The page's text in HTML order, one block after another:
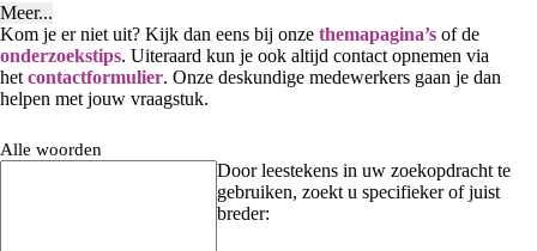
Meer...
Kom je er niet uit? Kijk dan eens bij onze themapagina’s of de
onderzoekstips. Uiteraard kun je ook altijd contact opnemen via
het contactformulier. Onze deskundige medewerkers gaan je dan
helpen met jouw vraagstuk.
Alle woorden
Door leestekens in uw zoekopdracht te
gebruiken, zoekt u specifieker of juist
breder: